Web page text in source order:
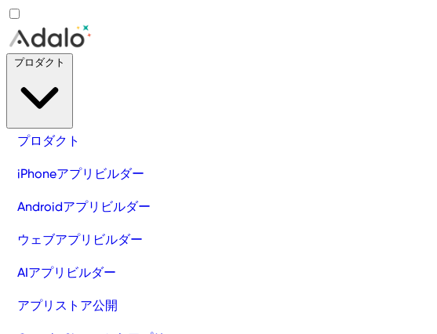
プロダクト
iPhoneアプリビルダー
Androidアプリビルダー
ウェブアプリビルダー
AIアプリビルダー
アプリストア公開